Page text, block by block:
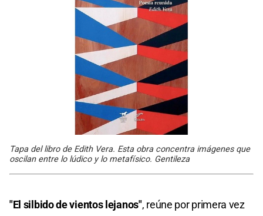
Tapa del libro de Edith Vera. Esta obra concentra imágenes que
oscilan entre lo lúdico y lo metafísico. Gentileza
"El silbido de vientos lejanos", reúne por primera vez